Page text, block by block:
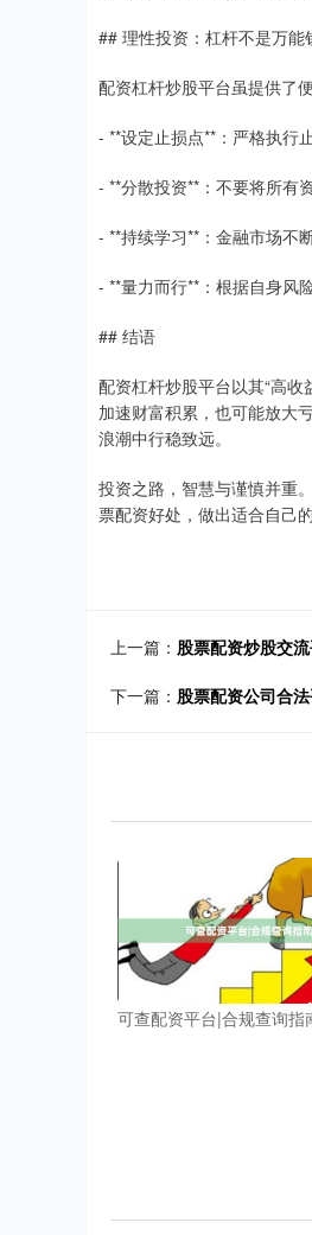
## 理性投资：杠杆不是万能
配资杠杆炒股平台虽提供了
- **设定止损点**：严格执行
- **分散投资**：不要将所有
- **持续学习**：金融市场不
- **量力而行**：根据自身风
## 结语
配资杠杆炒股平台以其“高
加速财富积累，也可能放大
浪潮中行稳致远。
投资之路，智慧与谨慎并重
票配资好处，做出适合自己
上一篇： 股票配资炒股交
下一篇： 股票配资公司合
可查配资平台|合规查询指